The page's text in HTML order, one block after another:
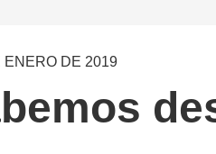
ENERO DE 2019